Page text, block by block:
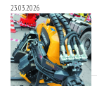
23.03.2026